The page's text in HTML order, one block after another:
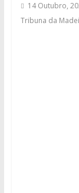
14 Outubro,
Tribuna da